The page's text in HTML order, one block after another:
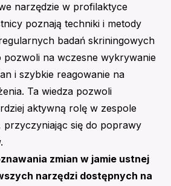
narzędzie w profilaktyce
poznają techniki i metody
badań skriningowych
pozwoli na wczesne wykrywanie
i szybkie reagowanie na
Ta wiedza pozwoli
aktywną rolę w zespole
przyczyniając się do poprawy
zmian w jamie ustnej
narzędzi dostępnych na